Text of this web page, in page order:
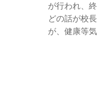
が行われ、
どの話が校
が、健康等